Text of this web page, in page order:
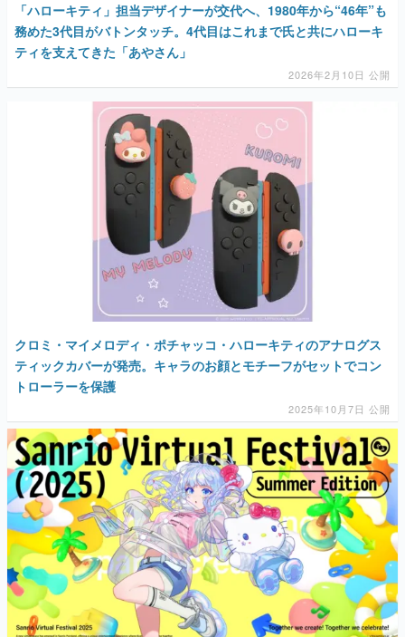
「ハローキティ」担当デザイナーが交代へ、1980年から“46年”も
務めた3代目がバトンタッチ。4代目はこれまで氏と共にハローキ
ティを支えてきた「あやさん」
2026年2月10日 公開
クロミ・マイメロディ・ポチャッコ・ハローキティのアナログス
ティックカバーが発売。キャラのお顔とモチーフがセットでコン
トローラーを保護
2025年10月7日 公開